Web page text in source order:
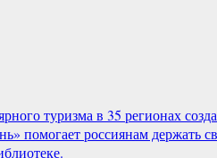
туризма в 35 регионах
помогает россиянам держать